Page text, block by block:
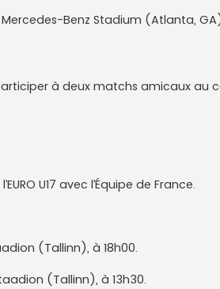
Benz Stadium (Atlanta,
à deux matchs amicaux au
U17 avec l’Équipe de France.
(Tallinn), à 18h00.
(Tallinn), à 13h30.